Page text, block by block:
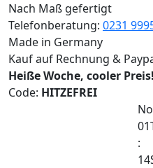
Nach Maß gefertigt
Telefonberatung: 0231
Made in Germany
Kauf auf Rechnung &
Heiße Woche, cooler Preis!
Code: HITZEFREI
01
:
14